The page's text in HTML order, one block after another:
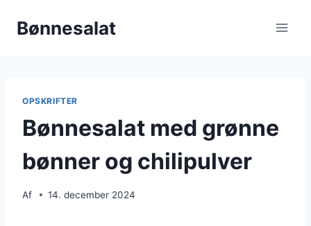
Bønnesalat
OPSKRIFTER
Bønnesalat med grønne
bønner og chilipulver
Af 14. december 2024